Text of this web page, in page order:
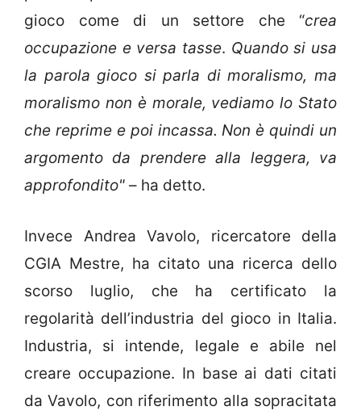
gioco come di un settore che “crea
occupazione e versa tasse. Quando si usa
la parola gioco si parla di moralismo, ma
moralismo non è morale, vediamo lo Stato
che reprime e poi incassa. Non è quindi un
argomento da prendere alla leggera, va
approfondito" – ha detto.
Invece Andrea Vavolo, ricercatore della
CGIA Mestre, ha citato una ricerca dello
scorso luglio, che ha certificato la
regolarità dell’industria del gioco in Italia.
Industria, si intende, legale e abile nel
creare occupazione. In base ai dati citati
da Vavolo, con riferimento alla sopracitata